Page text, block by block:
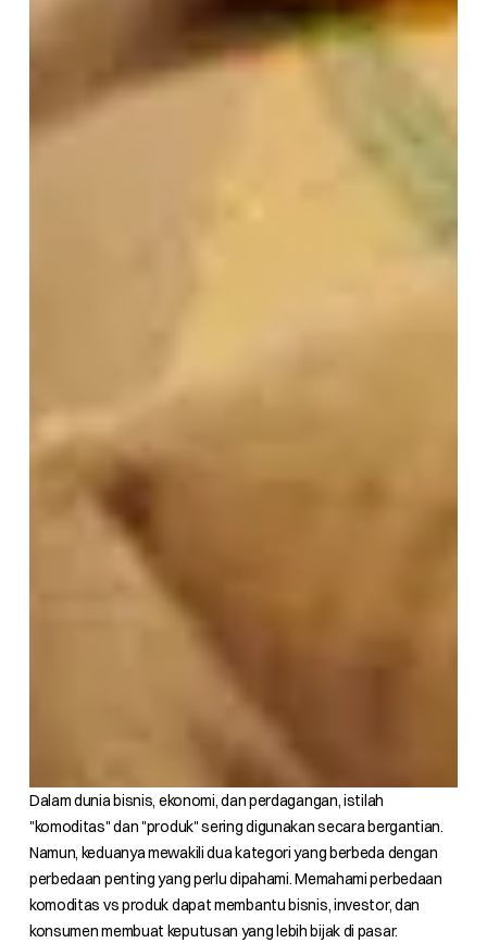
Dalam dunia bisnis, ekonomi, dan perdagangan, istilah
"komoditas" dan "produk" sering digunakan secara bergantian.
Namun, keduanya mewakili dua kategori yang berbeda dengan
perbedaan penting yang perlu dipahami. Memahami perbedaan
komoditas vs produk dapat membantu bisnis, investor, dan
konsumen membuat keputusan yang lebih bijak di pasar.